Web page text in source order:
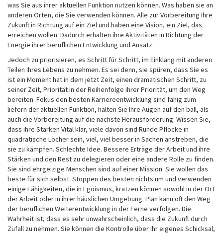
was Sie aus ihrer aktuellen Funktion nutzen können. Was haben sie an
anderen Orten, die Sie verwenden können. Alle zur Vorbereitung Ihre
Zukunft in Richtung auf ein Ziel und haben eine Vision, ein Ziel, das
erreichen wollen. Dadurch erhalten ihre Aktivitäten in Richtung der
Energie ihrer beruflichen Entwicklung und Ansatz.
Jedoch zu priorisieren, es Schritt für Schritt, im Einklang mit anderen
Teilen Ihres Lebens zu nehmen. Es sei denn, sie spüren, dass Sie es
ist ein Moment hat in dem jetzt Zeit, einen dramatischen Schritt, zu
seiner Zeit, Priorität in der Reihenfolge ihrer Priorität, um den Weg
bereiten. Fokus den besten Karriereentwicklung sind fähig zum
liefern der aktuellen Funktion, halten Sie Ihre Augen auf den ball, als
auch die Vorbereitung auf die nächste Herausforderung. Wissen Sie,
dass ihre Stärken Vital klar, viele davon sind Runde Pflöcke in
quadratische Löcher sein, viel, viel besser in Sachen anstreben, die
sie zu kämpfen. Schlechte Idee. Bessere Erträge der Arbeit und ihre
Stärken und den Rest zu delegieren oder eine andere Rolle zu finden.
Sie sind ehrgeizige Menschen sind auf einer Mission. Sie wollen das
beste für sich selbst. Stoppen des besten nichts um und verwenden
einige Fähigkeiten, die in Egoismus, kratzen können sowohl in der Ort
der Arbeit oder in ihrer häuslichen Umgebung. Plan kann oft den Weg
der beruflichen Weiterentwicklung in der Ferne verfolgen. Die
Wahrheit ist, dass es sehr unwahrscheinlich, dass die Zukunft durch
Zufall zu nehmen. Sie können die Kontrolle über Ihr eigenes Schicksal,